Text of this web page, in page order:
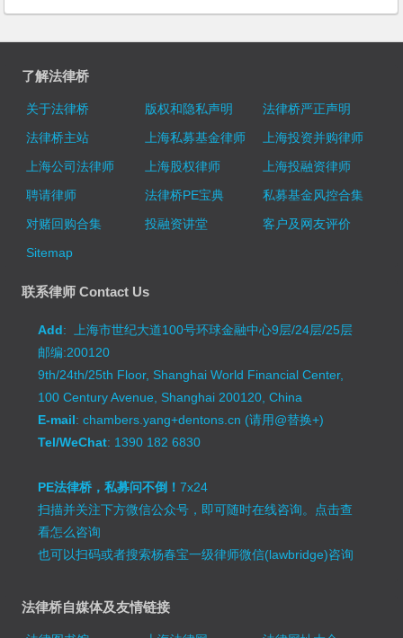
了解法律桥
关于法律桥 版权和隐私声明
法律桥严正声明
法律桥主站
上海私募基金律师
上海投资并购律师
上海公司法律师
上海股权律师
上海投融资律师
聘请律师
法律桥PE宝典
私募基金风控合集
对赌回购合集
投融资讲堂
客户及网友评价
Sitemap
联系律师 Contact Us
Add: 上海市世纪大道100号环球金融中心9层/24层/25层
邮编:200120
9th/24th/25th Floor, Shanghai World Financial Center,
100 Century Avenue, Shanghai 200120, China
E-mail: chambers.yang+dentons.cn (请用@替换+)
Tel/WeChat: 1390 182 6830
PE法律桥，私募问不倒！7x24
扫描并关注下方微信公众号，即可随时在线咨询。 点击查
看怎么咨询
也可以扫码或者搜索杨春宝一级律师微信(lawbridge)咨询
法律桥自媒体及友情链接